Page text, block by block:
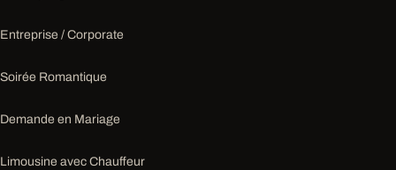
Entreprise / Corporate
Soirée Romantique
Demande en Mariage
Limousine avec Chauffeur